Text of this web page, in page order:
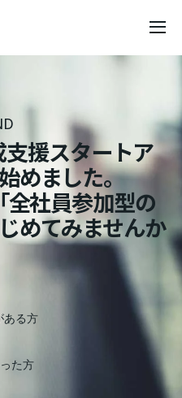
支援スタートア
めました。
全社員参加型の
めてみませんか
ある方
た方